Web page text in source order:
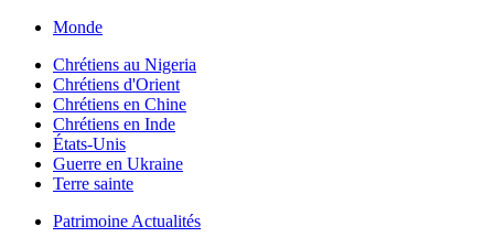
Monde
Chrétiens au Nigeria
Chrétiens d'Orient
Chrétiens en Chine
Chrétiens en Inde
États-Unis
Guerre en Ukraine
Terre sainte
Patrimoine Actualités